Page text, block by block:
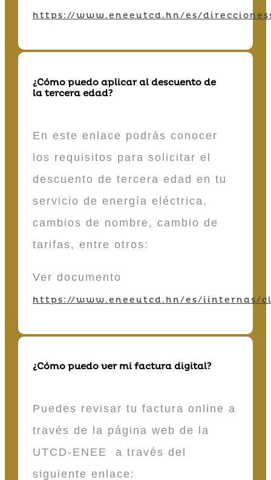
https://www.eneeutcd.hn/es/
¿Cómo puedo aplicar al descuento de
la tercera edad?
En este enlace podrás conocer
los requisitos para solicitar el
descuento de tercera edad en tu
servicio de energía eléctrica,
cambios de nombre, cambio de
tarifas, entre otros:
Ver documento
https://www.eneeutcd.hn/es/iinternas/
¿Cómo puedo ver mi factura digital?
Puedes revisar tu factura online a
través de la página web de la
UTCD-ENEE a través del
siguiente enlace: